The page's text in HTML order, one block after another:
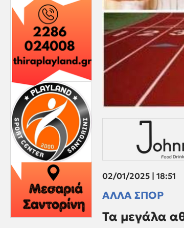
02/01/2025 | 18:51
ΑΛΛΑ ΣΠΟΡ
Τα μεγάλα